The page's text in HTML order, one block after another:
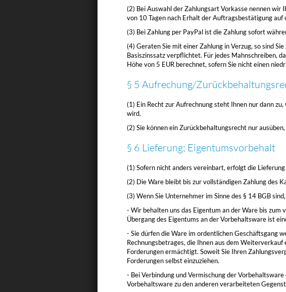
(2) Bei Auswahl der Zahlungsart Vorkasse nennen
von 10 Tagen nach Erhalt der Auftragsbestätigung
(3) Bei Zahlung per PayPal ist die Zahlung sofort
(4) Geraten Sie mit einer Zahlung in Verzug, so sind
Basiszinssatz verpflichtet. Für jedes Mahnschreiben,
Höhe von 5 EUR berechnet, sofern Sie nicht einen
§ 5 Aufrechung/
(1) Ein Recht zur Aufrechnung steht Ihnen nur dann
wird.
(2) Sie können ein Zurückbehaltungsrecht nur
§ 6 Lieferung; Eigentumsvorbehalt
(1) Sofern nicht anders vereinbart, erfolgt die
(2) Die Ware bleibt bis zur vollständigen Zahlung des
(3) Wenn Sie Unternehmer im Sinne des § 14 BGB
- Wir behalten uns das Eigentum an der Ware bis zum
Übergang des Eigentums an der Vorbehaltsware ist
- Sie dürfen die Ware im ordentlichen Geschäftsgang
Rechnungsbetrages, die Ihnen aus dem
Forderungen ermächtigt. Soweit Sie Ihren
Forderungen selbst einzuziehen.
- Bei Verbindung und Vermischung der
Vorbehaltsware zu den anderen verarbeiteten